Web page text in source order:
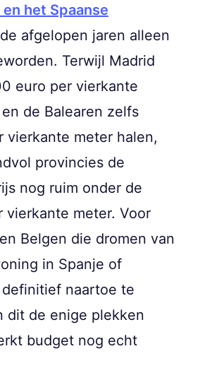
het Spaanse
afgelopen jaren alleen
Terwijl Madrid
euro per vierkante
de Balearen zelfs
vierkante meter halen,
provincies de
nog ruim onder de
vierkante meter. Voor
Belgen die dromen van
in Spanje of
naartoe te
dit de enige plekken
budget nog echt